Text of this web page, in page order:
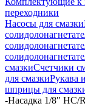
переходники
Насосы для смазки
смазкиСчетчики
для смазкиРукава
шприцы для
-Насадка 1/8" HC/